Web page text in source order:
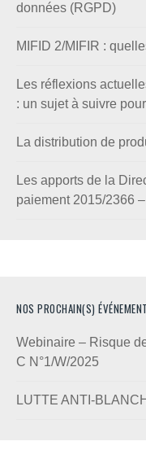
données (RGPD)
MIFID 2/MIFIR :
Les réflexions
: un sujet à suivre
La distribution de
Les apports de la
paiement 2015/2366
NOS PROCHAIN(S)
Webinaire – Risque
C N°1/W/2025
LUTTE ANTI-